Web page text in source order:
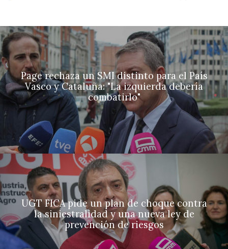
Page rechaza un SMI distinto para el País
Vasco y Cataluña: "La izquierda debería
combatirlo"
UGT FICA pide un plan de choque contra
la siniestralidad y una nueva ley de
prevención de riesgos